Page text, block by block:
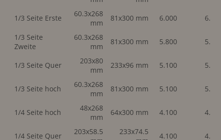
1/3 Seite Erste
60.3x268
mm
81x300 mm 6.000
1/3 Seite
Zweite
60.3x268
mm
81x300 mm 5.800
1/3 Seite Quer
203x80
mm
233x96 mm 5.100
1/3 Seite hoch
60.3x268
mm
81x300 mm 5.100
1/4 Seite hoch
48x268
mm
64x300 mm 4.100
1/4 Seite Quer
203x58.5
233x74.5
4.100